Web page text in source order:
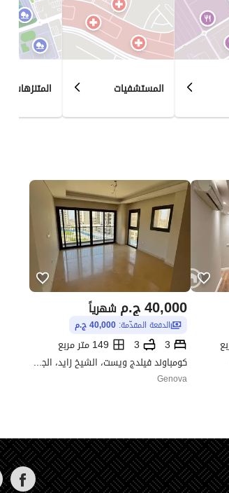
المستشفيات المتنزهات
ج.م40,000 شهرياً
الدفعة المقدّمة: 40,000 ج.م
3
3
149 متر مربع
كومباوند فيلدج ويست، الشيخ زايد، الجيزة
Genova